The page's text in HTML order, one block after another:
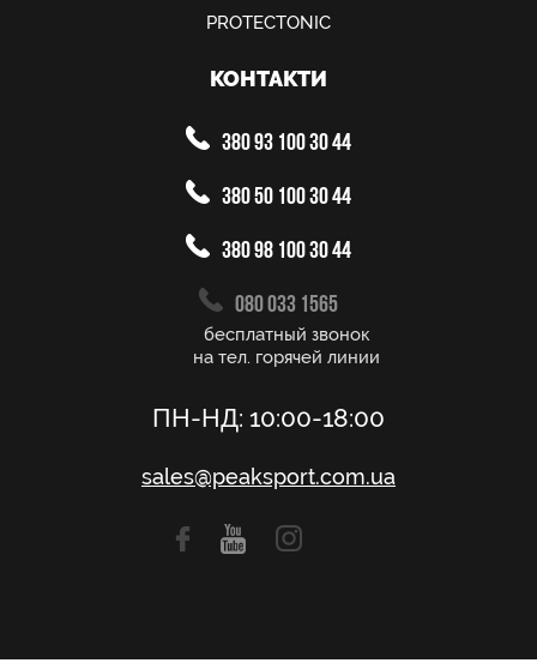
PROTECTONIC
КОНТАКТИ
380 93 100 30 44
380 50 100 30 44
380 98 100 30 44
080 033 1565
бесплатный звонок
на тел. горячей линии
ПН-НД: 10:00-18:00
sales@peaksport.com.ua